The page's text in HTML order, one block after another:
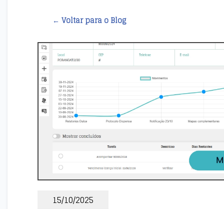
← Voltar para o Blog
15/10/2025